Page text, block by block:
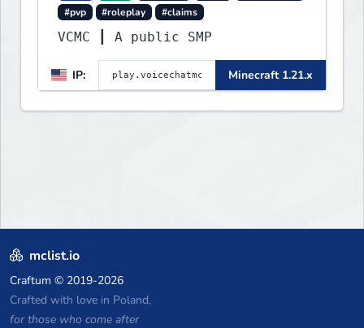
#pvp
#roleplay #claims
VCMC ┃ A public SMP
IP: Minecraft 1.21.x
mclist.io
Craftum © 2019-2026
Crafted with love in Poland,
for those who come after